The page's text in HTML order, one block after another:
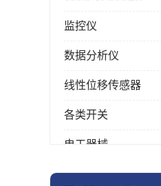
监控仪
数据分析仪
线性位移传感器
各类开关
电工器械
模块化产品